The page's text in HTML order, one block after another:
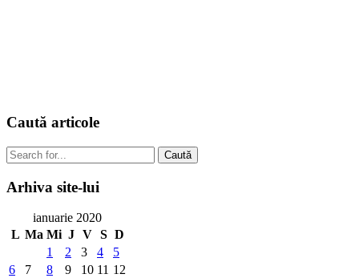
Caută articole
Caută
Arhiva site-lui
ianuarie 2020
L Ma Mi J V S D
1
2 3 4
5
6
7 8 9 10 11 12